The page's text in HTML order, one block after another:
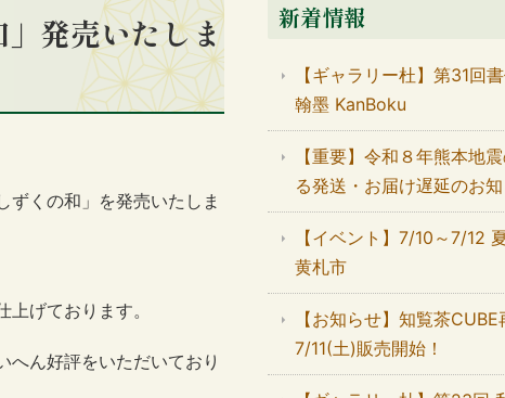
発売いたしま
ずくの和」を発売いたしま
げております。
へん好評をいただいており
新着情報
【ギャラリー杜】第31回
翰墨 KanBoku
【重要】令和８年熊本地
る発送・お届け遅延のお
【イベント】7/10～7/12
黄札市
【お知らせ】知覧茶
7/11(土)販売開始！